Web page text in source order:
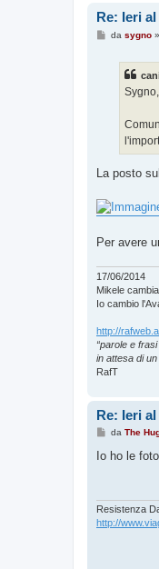
Re: Ieri
Mda sygno»
La posto
Per avere
17/06/2014
Mikele
Io cambio
http://
“parole e
in attesa di
RafT
Re: Ieri
M
s
i
da The
Io ho le
Resistenza
http://